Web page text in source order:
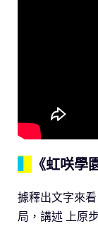
《虹咲
據釋出文字來
局，講述 上原